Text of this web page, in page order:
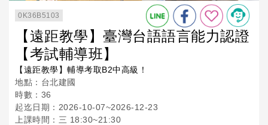
0K36B5103
【遠距教學】臺灣台語語言能力認證
【考試輔導班】
【遠距教學】輔導考取B2中高級！
地點：台北建國
時數：36
起迄日期：2026-10-07~2026-12-23
上課時間：三 18:30~21:30